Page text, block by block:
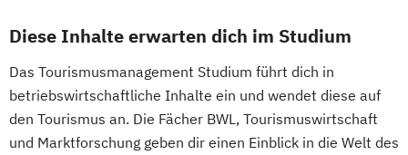
Diese Inhalte erwarten dich im Studium
Das Tourismusmanagement Studium führt dich in
betriebswirtschaftliche Inhalte ein und wendet diese auf
den Tourismus an. Die Fächer BWL, Tourismuswirtschaft
und Marktforschung geben dir einen Einblick in die Welt des